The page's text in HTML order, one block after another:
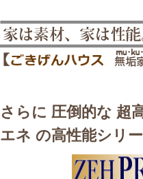
さらに 圧倒的な 超
エネ の高性能シリ